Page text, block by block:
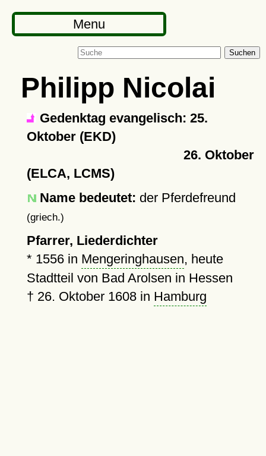
Menu
Suchen
Philipp Nicolai
Gedenktag evangelisch: 25.
Oktober (EKD)
26. Oktober
(ELCA, LCMS)
Name bedeutet: der Pferdefreund
(griech.)
Pfarrer, Liederdichter
* 1556in Mengeringhausen, heute
Stadtteil von Bad Arolsen in Hessen
† 26. Oktober 1608in Hamburg